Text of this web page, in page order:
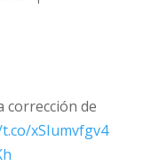
corrección de
xSIumvfgv4